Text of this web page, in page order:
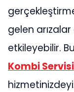
gelen arızalar
etkileyebilir.
Kombi Servisi